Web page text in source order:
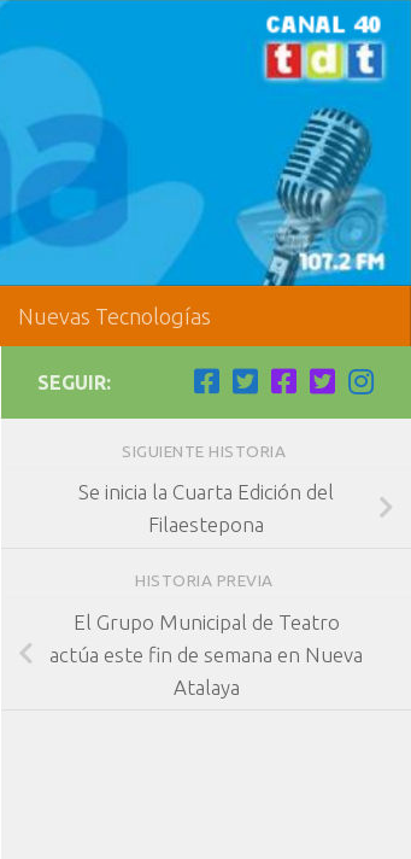
Nuevas Tecnologías
SEGUIR:
SIGUIENTE HISTORIA
Se inicia la Cuarta Edición del
Filaestepona
HISTORIA PREVIA
El Grupo Municipal de Teatro
actúa este fin de semana en Nueva
Atalaya